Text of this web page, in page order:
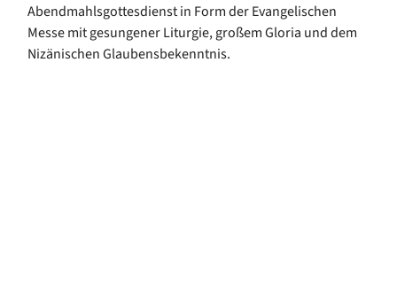
Abendmahlsgottesdienst in Form der Evangelischen
Messe mit gesungener Liturgie, großem Gloria und dem
Nizänischen Glaubensbekenntnis.